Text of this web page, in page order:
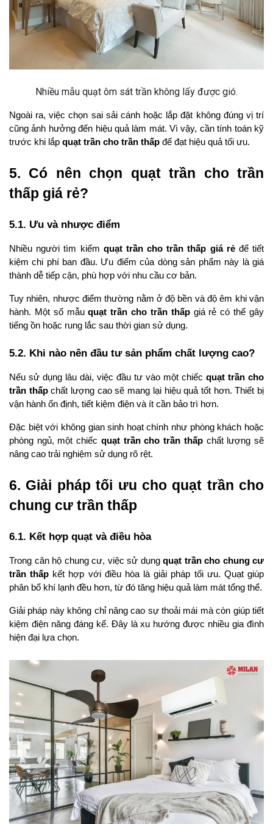
Nhiều mẫu quạt ôm sát trần không lấy được gió.
Ngoài ra, việc chọn sai sải cánh hoặc lắp đặt không đúng vị trí
cũng ảnh hưởng đến hiệu quả làm mát. Vì vậy, cần tính toán kỹ
trước khi lắp quạt trần cho trần thấp để đạt hiệu quả tối ưu.
5. Có nên chọn quạt trần cho trần
thấp giá rẻ?
5.1. Ưu và nhược điểm
Nhiều người tìm kiếm quạt trần cho trần thấp giá rẻ để tiết
kiệm chi phí ban đầu. Ưu điểm của dòng sản phẩm này là giá
thành dễ tiếp cận, phù hợp với nhu cầu cơ bản.
Tuy nhiên, nhược điểm thường nằm ở độ bền và độ êm khi vận
hành. Một số mẫu quạt trần cho trần thấp giá rẻ có thể gây
tiếng ồn hoặc rung lắc sau thời gian sử dụng.
5.2. Khi nào nên đầu tư sản phẩm chất lượng cao?
Nếu sử dụng lâu dài, việc đầu tư vào một chiếc quạt trần cho
trần thấp chất lượng cao sẽ mang lại hiệu quả tốt hơn. Thiết bị
vận hành ổn định, tiết kiệm điện và ít cần bảo trì hơn.
Đặc biệt với không gian sinh hoạt chính như phòng khách hoặc
phòng ngủ, một chiếc quạt trần cho trần thấp chất lượng sẽ
nâng cao trải nghiệm sử dụng rõ rệt.
6. Giải pháp tối ưu cho quạt trần cho
chung cư trần thấp
6.1. Kết hợp quạt và điều hòa
Trong căn hộ chung cư, việc sử dụng quạt trần cho chung cư
trần thấp kết hợp với điều hòa là giải pháp tối ưu. Quạt giúp
phân bổ khí lạnh đều hơn, từ đó tăng hiệu quả làm mát tổng thể.
Giải pháp này không chỉ nâng cao sự thoải mái mà còn giúp tiết
kiệm điện năng đáng kể. Đây là xu hướng được nhiều gia đình
hiện đại lựa chọn.